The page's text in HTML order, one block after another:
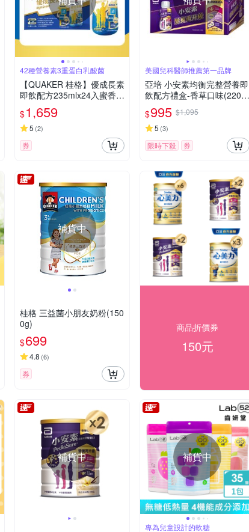
42種營養素3重蛋白乳酸菌
【QUAKER 桂格】優成長素
即飲配方235mlx24入蜜香牛
奶風味 低糖配方(連續4週每
天2份9成有感。生長曲線攀
升)
$1,659
5 (2)
券
美國兒科醫師推薦第一品牌
亞培 小安素均衡完整營養即
飲配方禮盒-香草口味(220m
l x15入)
$995 $1,095
5 (3)
限時下殺 券
補貨中
桂格 三益菌小朋友奶粉(150
0g)
$699
4.8 (6)
券
商品折價券
150元
補貨中 補貨中
專為兒童設計的軟糖